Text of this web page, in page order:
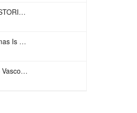
Tananai, Annalisa – STORIE BREVI
All I Want For Christmas Is You – Mariah Carey
Come Nelle Favole – Vasco Rossi